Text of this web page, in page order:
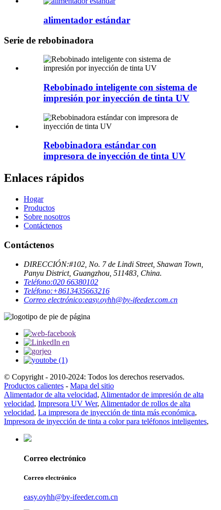
alimentador estándar
Serie de rebobinadora
Rebobinado inteligente con sistema de
impresión por inyección de tinta UV
Rebobinadora estándar con
impresora de inyección de tinta UV
Enlaces rápidos
Hogar
Productos
Sobre nosotros
Contáctenos
Contáctenos
DIRECCIÓN:#102, No. 7 de Lindi Street, Shawan Town,
Panyu District, Guangzhou, 511483, China.
Teléfono:020 66380102
Teléfono:+8613435663216
Correo electrónico:easy.oyhh@by-ifeeder.com.cn
© Copyright - 2010-2024: Todos los derechos reservados.
Productos calientes - Mapa del sitio
Alimentador de alta velocidad, Alimentador de impresión de alta
velocidad, Impresora UV Wer, Alimentador de rollos de alta
velocidad, La impresora de inyección de tinta más económica,
Impresora de inyección de tinta a color para teléfonos inteligentes,
Correo electrónico
Correo electrónico
easy.oyhh@by-ifeeder.com.cn